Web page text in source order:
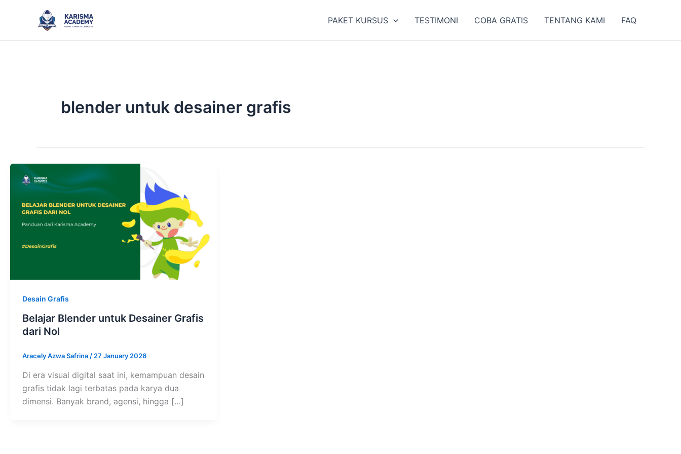
PAKET KURSUS TESTIMONI COBA GRATIS TENTANG KAMI FAQ
blender untuk desainer grafis
Desain Grafis
Belajar Blender untuk Desainer Grafis
dari Nol
Aracely Azwa Safrina/27 January 2026
Di era visual digital saat ini, kemampuan desain
grafis tidak lagi terbatas pada karya dua
dimensi. Banyak brand, agensi, hingga […]